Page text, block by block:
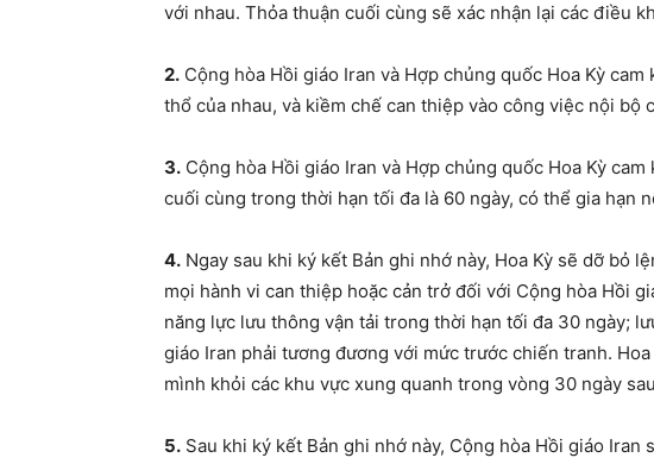
với nhau. Thỏa thuận cuối cùng sẽ xác nhận lại các điều
2. Cộng hòa Hồi giáo Iran và Hợp chủng quốc Hoa Kỳ
thổ của nhau, và kiềm chế can thiệp vào công việc nội bộ
3. Cộng hòa Hồi giáo Iran và Hợp chủng quốc Hoa Kỳ
cuối cùng trong thời hạn tối đa là 60 ngày, có thể gia hạn
4. Ngay sau khi ký kết Bản ghi nhớ này, Hoa Kỳ sẽ dỡ bỏ
mọi hành vi can thiệp hoặc cản trở đối với Cộng hòa Hồi
năng lực lưu thông vận tải trong thời hạn tối đa 30 ngày;
giáo Iran phải tương đương với mức trước chiến tranh.
mình khỏi các khu vực xung quanh trong vòng 30 ngày
5. Sau khi ký kết Bản ghi nhớ này, Cộng hòa Hồi giáo